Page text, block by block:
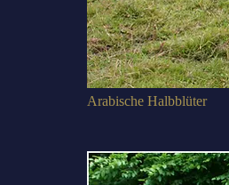
Arabische Halbblüter